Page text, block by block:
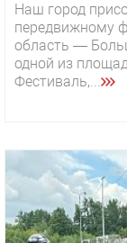
Наш город
передвижному
область —
одной из
Фестиваль,...